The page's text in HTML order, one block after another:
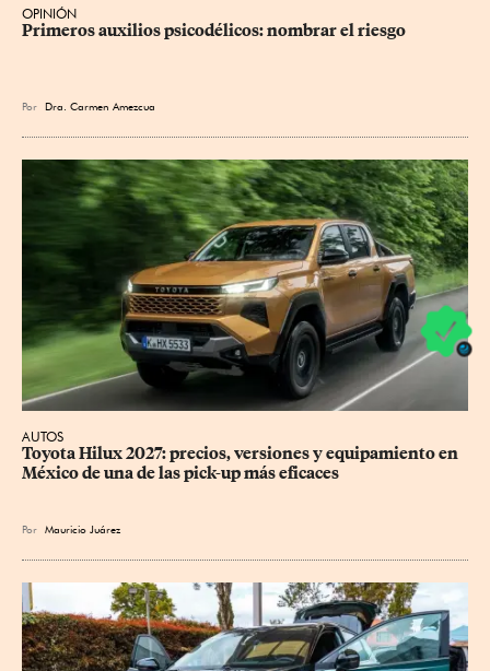
OPINIÓN
Primeros auxilios psicodélicos: nombrar el riesgo
Por Dra. Carmen Amezcua
AUTOS
Toyota Hilux 2027: precios, versiones y equipamiento en
México de una de las pick-up más eficaces
Por Mauricio Juárez